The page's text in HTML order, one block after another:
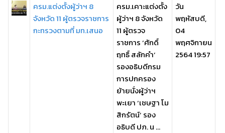
ครม.แต่งตั้งผู้ว่าฯ 8
จังหวัด 11 ผู้ตรวจราชการ
กะทรวงตามที่ มท.เสนอ
ครม.เคาะแต่งตั้ง
ผู้ว่าฯ 8 จังหวัด
11 ผู้ตรวจ
ราชการ ‘ศักดิ์
ฤทธิ์ สลักคำ’
รองอธิบดีกรม
การปกครอง
ย้ายนั่งผู้ว่าฯ
พะเยา ‘เชษฐา โม
สิกรัตน์’ รอง
อธิบดี ปภ. น ...
วัน
พฤหัสบดี,
04
พฤศจิกายน
2564 19:57